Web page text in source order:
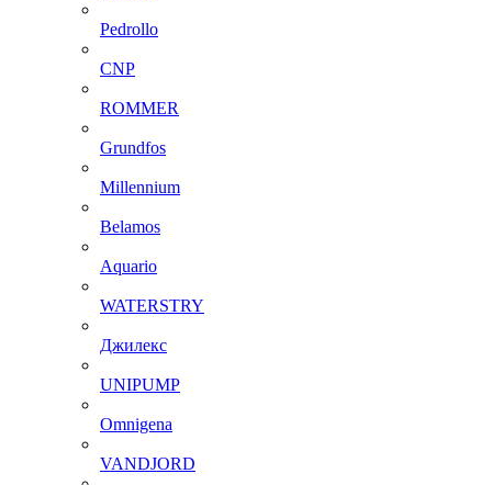
Pedrollo
CNP
ROMMER
Grundfos
Millennium
Belamos
Aquario
WATERSTRY
Джилекс
UNIPUMP
Omnigena
VANDJORD